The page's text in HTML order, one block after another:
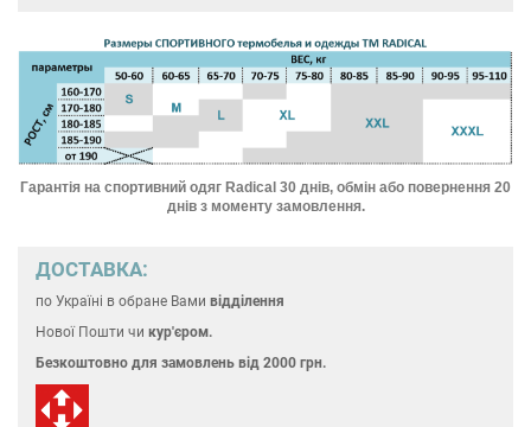
Гарантія на спортивний одяг Radical 30 днів, обмін або повернення 20
днів з моменту замовлення.
ДОСТАВКА:
по Україні в обране Вами відділення
Нової Пошти чи кур'єром.
Безкоштовно для замовлень від 2000 грн.